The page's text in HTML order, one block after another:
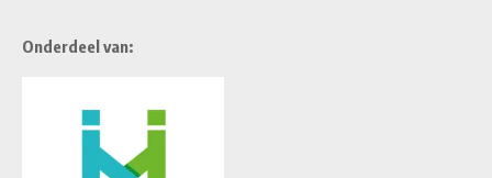
Onderdeel van: